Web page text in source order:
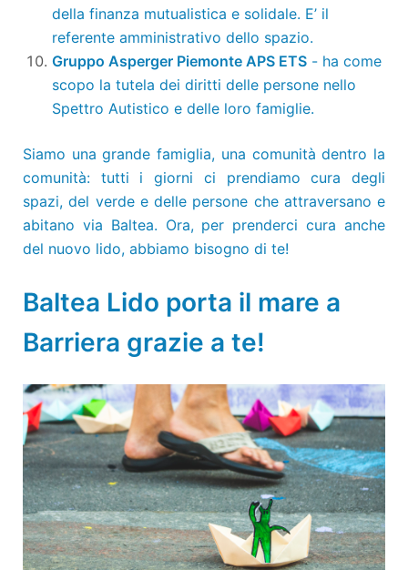
della finanza mutualistica e solidale. E’ il
referente amministrativo dello spazio.
Gruppo Asperger Piemonte APS ETS - ha come
scopo la tutela dei diritti delle persone nello
Spettro Autistico e delle loro famiglie.
Siamo una grande famiglia, una comunità dentro la
comunità: tutti i giorni ci prendiamo cura degli
spazi, del verde e delle persone che attraversano e
abitano via Baltea. Ora, per prenderci cura anche
del nuovo lido, abbiamo bisogno di te!
Baltea Lido porta il mare a
Barriera grazie a te!